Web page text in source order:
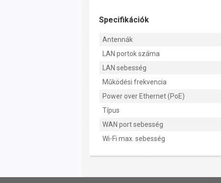
Specifikációk
Antennák
LAN portok száma
LAN sebesség
Működési frekvencia
Power over Ethernet (PoE)
Típus
WAN port sebesség
Wi-Fi max. sebesség